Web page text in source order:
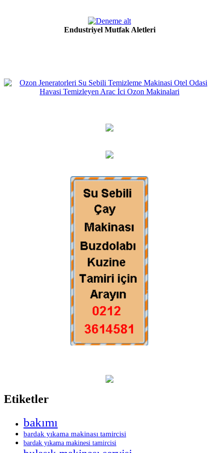
Endustriyel Mutfak Aletleri
Etiketler
bakımı
bardak yıkama makinası tamircisi
bardak yıkama makinesi tamircisi